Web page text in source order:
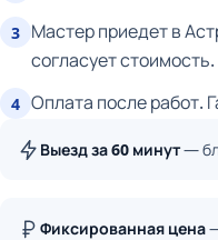
3 Мастер приедет в
согласует стоимость.
4 Оплата после работ.
Выезд за 60 минут—
Фиксированная цена